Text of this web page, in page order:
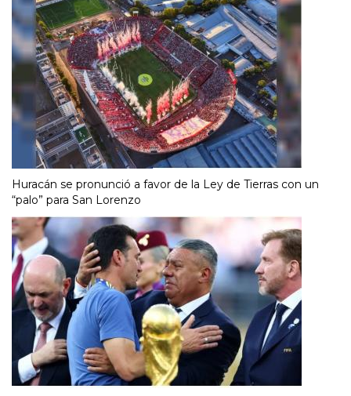
Huracán se pronunció a favor de la Ley de Tierras con un
“palo” para San Lorenzo